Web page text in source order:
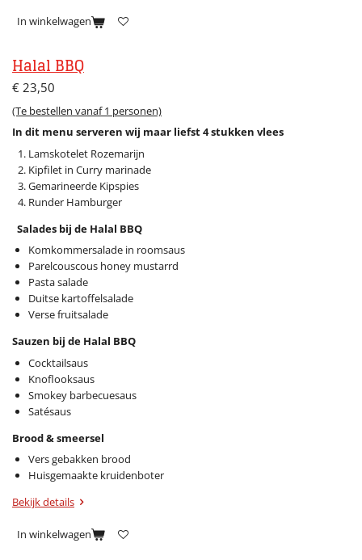
In winkelwagen
Halal BBQ
€ 23,50
(Te bestellen vanaf 1 personen)
In dit menu serveren wij maar liefst 4 stukken vlees
Lamskotelet Rozemarijn
Kipfilet in Curry marinade
Gemarineerde Kipspies
Runder Hamburger
Salades bij de Halal BBQ
Komkommersalade in roomsaus
Parelcouscous honey mustarrd
Pasta salade
Duitse kartoffelsalade
Verse fruitsalade
Sauzen bij de Halal BBQ
Cocktailsaus
Knoflooksaus
Smokey barbecuesaus
Satésaus
Brood & smeersel
Vers gebakken brood
Huisgemaakte kruidenboter
Bekijk details
In winkelwagen